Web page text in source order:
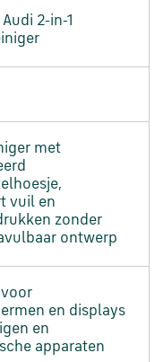
2-in-1
met
vuil en
zonder
ontwerp
en displays
en
apparaten